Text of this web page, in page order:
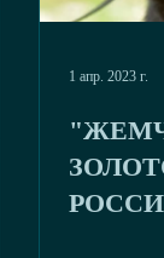
1 апр. 2023 г.